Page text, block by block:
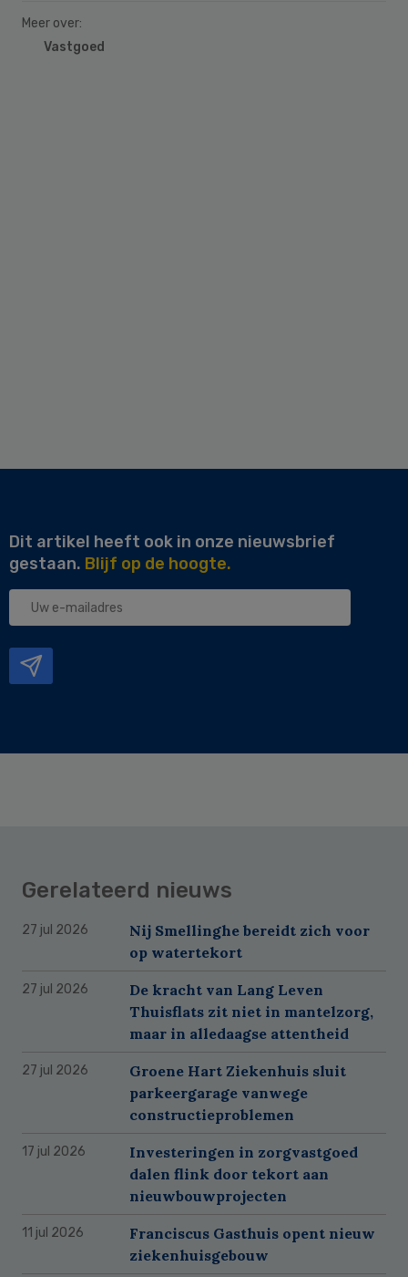
Meer over:
Vastgoed
Dit artikel heeft ook in onze nieuwsbrief
gestaan. Blijf op de hoogte.
Uw
Gerelateerd nieuws
27 jul 2026
Nij Smellinghe bereidt zich voor
op watertekort
27 jul 2026
De kracht van Lang Leven
Thuisflats zit niet in mantelzorg,
maar in alledaagse attentheid
27 jul 2026
Groene Hart Ziekenhuis sluit
parkeergarage vanwege
constructieproblemen
17 jul 2026
Investeringen in zorgvastgoed
dalen flink door tekort aan
nieuwbouwprojecten
11 jul 2026
Franciscus Gasthuis opent nieuw
ziekenhuisgebouw